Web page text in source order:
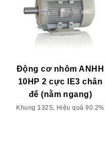
Động cơ nhôm ANHH
10HP 2 cực IE3 chân
đế (nằm ngang)
Khung 132S, Hiệu quả 90.2%